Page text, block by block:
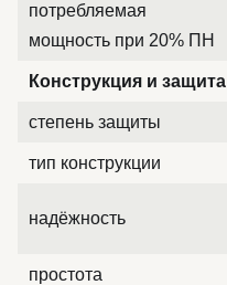
потребляемая
мощность при 20% ПН
Конструкция и защита
степень защиты
тип конструкции
надёжность
простота